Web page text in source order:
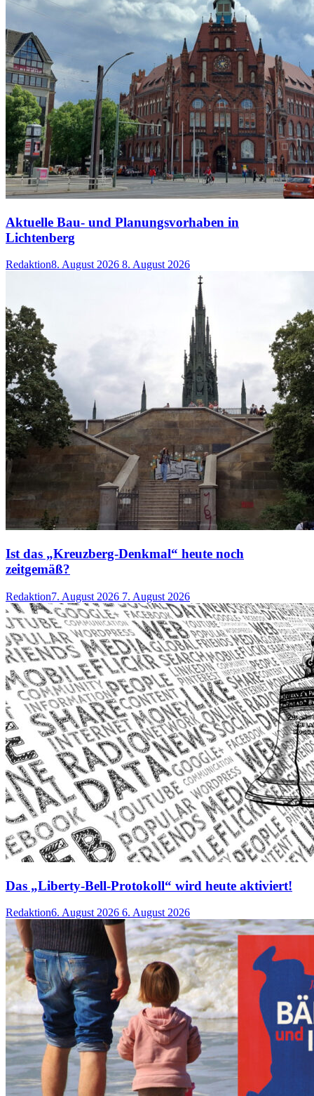
Aktuelle Bau- und Planungsvorhaben in
Lichtenberg
Redaktion8. August 2026 8. August 2026
Ist das „Kreuzberg-Denkmal“ heute noch
zeitgemäß?
Redaktion7. August 2026 7. August 2026
Das „Liberty-Bell-Protokoll“ wird heute aktiviert!
Redaktion6. August 2026 6. August 2026